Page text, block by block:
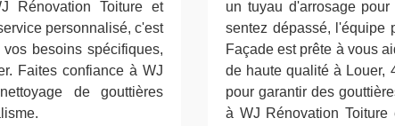
Rénovation Toiture et
personnalisé, c'est
besoins spécifiques,
Faites confiance à WJ
de gouttières
un tuyau d'arrosage
sentez dépassé, l'équipe
Façade est prête à vous
de haute qualité à Louer,
pour garantir des
à WJ Rénovation